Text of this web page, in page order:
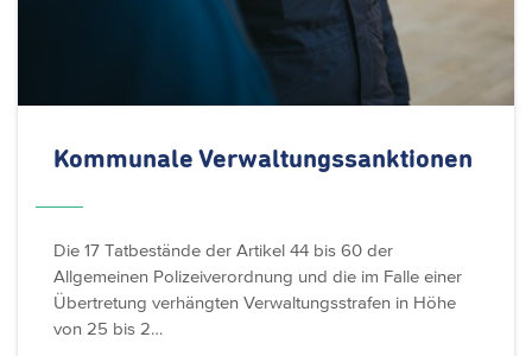
Kommunale Verwaltungssanktionen
Die 17 Tatbestände der Artikel 44 bis 60 der
Allgemeinen Polizeiverordnung und die im Falle einer
Übertretung verhängten Verwaltungsstrafen in Höhe
von 25 bis 2…